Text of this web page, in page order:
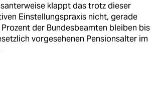
klappt das trotz dieser
Einstellungspraxis nicht, gerade
Prozent der Bundesbeamten bleiben bis
vorgesehenen Pensionsalter im